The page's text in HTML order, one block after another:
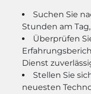
Suchen Sie
Stunden am
Überprüfen
Dienst
Stellen Sie
neuesten